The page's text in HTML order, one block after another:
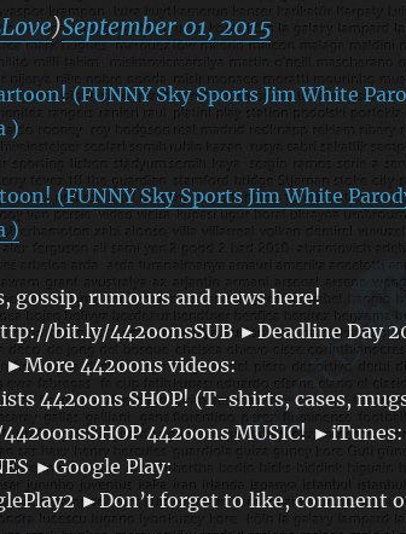
)September 01, 2015
(FUNNY Sky Sports Jim White
)
gossip, rumours and news here!
bit.ly/442oonsSUB ►Deadline Day
442oons videos:
442oons SHOP! (T-shirts, cases,
442oons MUSIC! ►iTunes:
►Google Play:
►Don’t forget to like, comment